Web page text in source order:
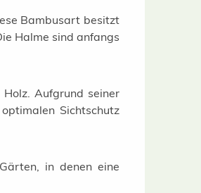
Bambusart besitzt
Halme sind anfangs
Aufgrund seiner
Sichtschutz
in denen eine